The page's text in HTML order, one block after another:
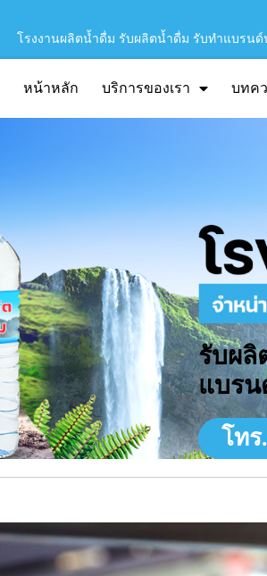
โรงงานผลิตน้ำดื่ม รับผลิตน้ำดื่ม รับทำแบรน
หน้าหลัก บริการของเรา บทค
รับผลิ
แบรน
โทร